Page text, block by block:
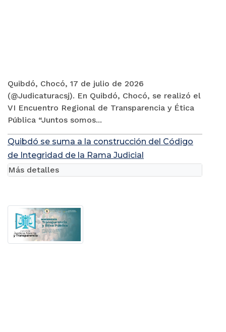
Quibdó, Chocó, 17 de julio de 2026
(@Judicaturacsj). En Quibdó, Chocó, se realizó el
VI Encuentro Regional de Transparencia y Ética
Pública “Juntos somos...
Quibdó se suma a la construcción del Código
de Integridad de la Rama Judicial
Más detalles